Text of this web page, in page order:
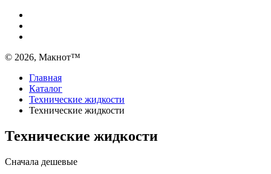
© 2026, Макнот™
Главная
Каталог
Технические жидкости
Технические жидкости
Технические жидкости
Сначала дешевые